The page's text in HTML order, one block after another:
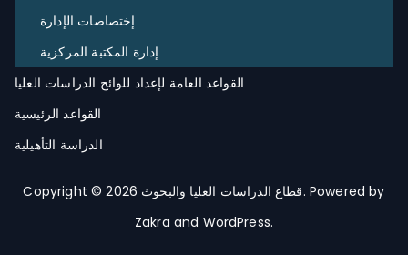
إختصاصات الإدارة
إدارة المكتبة المركزية
القواعد العامة لإعداد للوائح الدراسات العليا
القواعد الرئيسية
الدراسة التأهيلية
Copyright © 2026 قطاع الدراسات العليا والبحوث. Powered by
Zakra and WordPress.